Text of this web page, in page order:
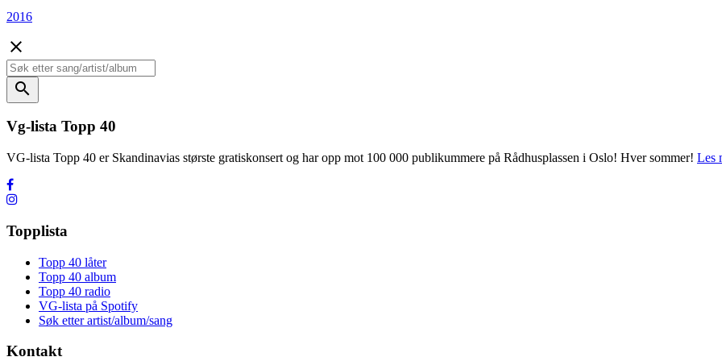
2016
close
search
Vg-lista Topp 40
VG-lista Topp 40 er Skandinavias største gratiskonsert og har opp mot 100 000 publikummere på Rådhusplassen i Oslo! Hver sommer! Les
Topplista
Topp 40 låter
Topp 40 album
Topp 40 radio
VG-lista på Spotify
Søk etter artist/album/sang
Kontakt